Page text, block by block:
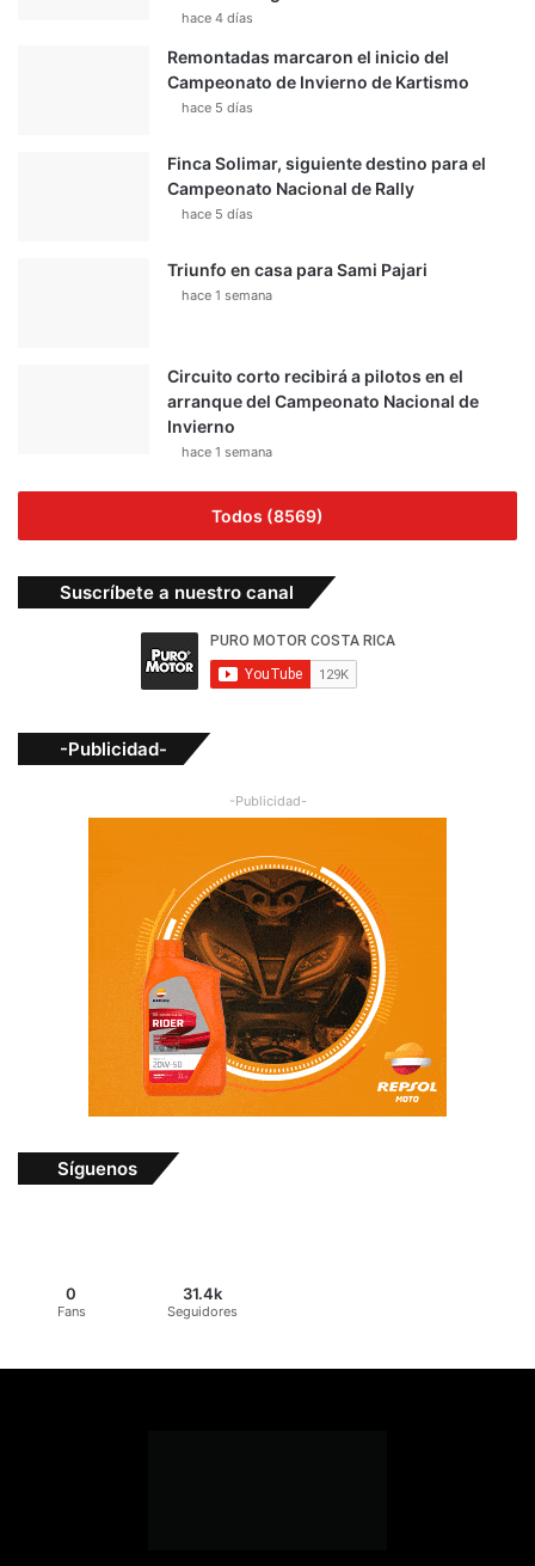
hace 4 días
Remontadas marcaron el inicio del
Campeonato de Invierno de Kartismo
hace 5 días
Finca Solimar, siguiente destino para el
Campeonato Nacional de Rally
hace 5 días
Triunfo en casa para Sami Pajari
hace 1 semana
Circuito corto recibirá a pilotos en el
arranque del Campeonato Nacional de
Invierno
hace 1 semana
Todos (8569)
Suscríbete a nuestro canal
-Publicidad-
-Publicidad-
Síguenos
0
Fans
31.4k
Seguidores